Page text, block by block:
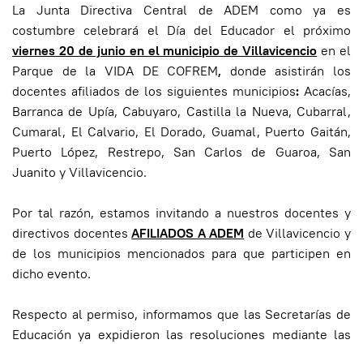
La Junta Directiva Central de ADEM como ya es
costumbre celebrará el Día del Educador el próximo
viernes 20 de junio en el municipio de Villavicencio en el
Parque de la VIDA DE COFREM, donde asistirán los
docentes afiliados de los siguientes municipios: Acacías,
Barranca de Upía, Cabuyaro, Castilla la Nueva, Cubarral,
Cumaral, El Calvario, El Dorado, Guamal, Puerto Gaitán,
Puerto López, Restrepo, San Carlos de Guaroa, San
Juanito y Villavicencio.
Por tal razón, estamos invitando a nuestros docentes y
directivos docentesAFILIADOS A ADEM de Villavicencio y
de los municipios mencionados para que participen en
dicho evento.
Respecto al permiso, informamos que las Secretarías de
Educación ya expidieron las resoluciones mediante las